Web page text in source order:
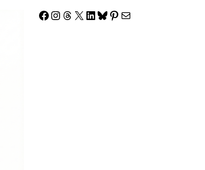
Facebook
Instagram
Threads
X LinkedIn
Bluesky
Pinterest
Correo electrónico